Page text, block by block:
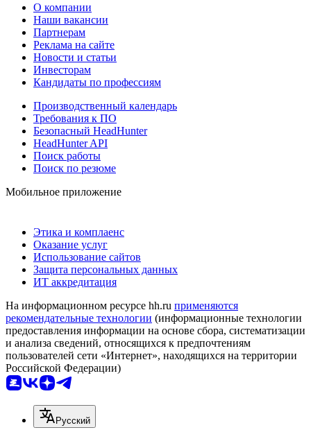
О компании
Наши вакансии
Партнерам
Реклама на сайте
Новости и статьи
Инвесторам
Кандидаты по профессиям
Производственный календарь
Требования к ПО
Безопасный HeadHunter
HeadHunter API
Поиск работы
Поиск по резюме
Мобильное приложение
Этика и комплаенс
Оказание услуг
Использование сайтов
Защита персональных данных
ИТ аккредитация
На информационном ресурсе hh.ru применяются
рекомендательные технологии (информационные технологии
предоставления информации на основе сбора, систематизации
и анализа сведений, относящихся к предпочтениям
пользователей сети «Интернет», находящихся на территории
Российской Федерации)
Русский